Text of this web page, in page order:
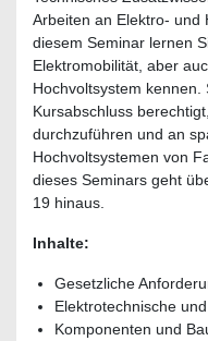
Arbeiten an Elektro- und
diesem Seminar lernen
Elektromobilität, aber
Hochvoltsystem
Kursabschluss
durchzuführen und an
Hochvoltsystemen von
dieses Seminars geht
19 hinaus.
Inhalte:
Gesetzliche
Elektrotechnische
Komponenten und